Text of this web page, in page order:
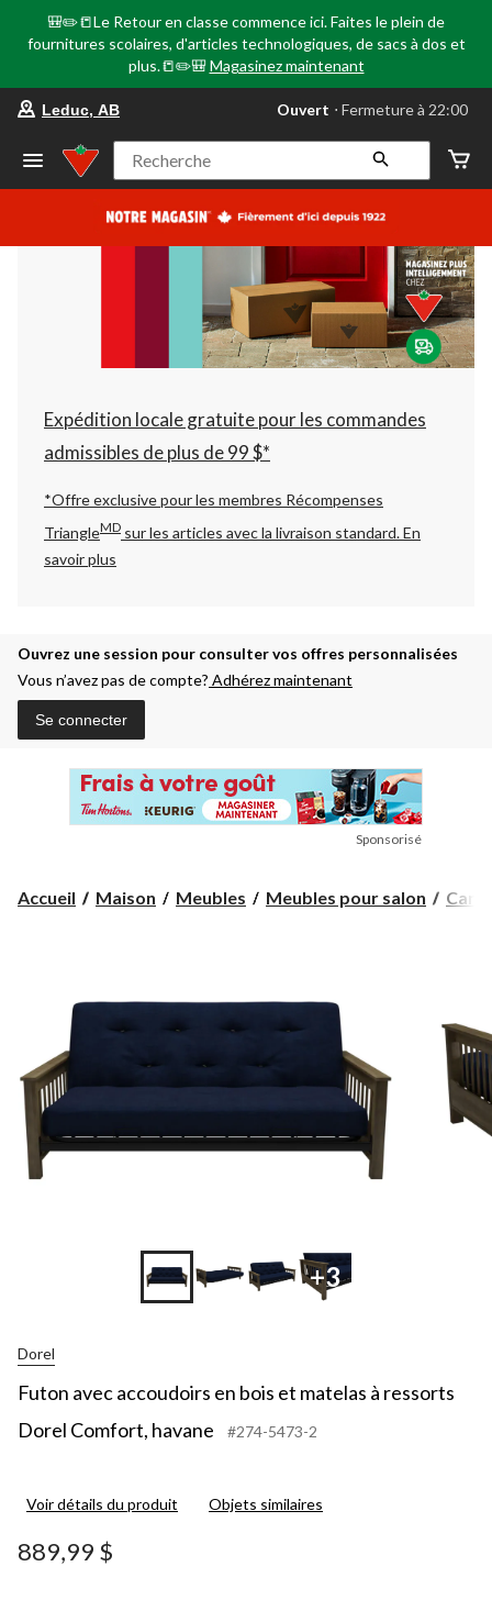
🎒✏️📒Le Retour en classe commence ici. Faites le plein de
fournitures scolaires, d'articles technologiques, de sacs à dos et
plus.📒✏️🎒 Magasinez maintenant
votre
préféré
Leduc,
AB,
courament
Fermeture
à
22:00
cliquer
pour
changer
Leduc, AB Ouvert ⋅ Fermeture à 22:00
Recherche
Expédition locale gratuite pour les commandes
admissibles de plus de 99 $*
*Offre exclusive pour les membres Récompenses
TriangleMD sur les articles avec la livraison standard.En
savoir plus
Ouvrez une session pour consulter vos offres personnalisées
Vous n’avez pas de compte? Adhérez maintenant
Se connecter
Sponsorisé
Accueil Maison Meubles Meubles pour salon
+3
Dorel
Futon avec accoudoirs en bois et matelas à ressorts
Dorel Comfort, havane
#274-5473-2
Voir détails du produit Objets similaires
889,99 $